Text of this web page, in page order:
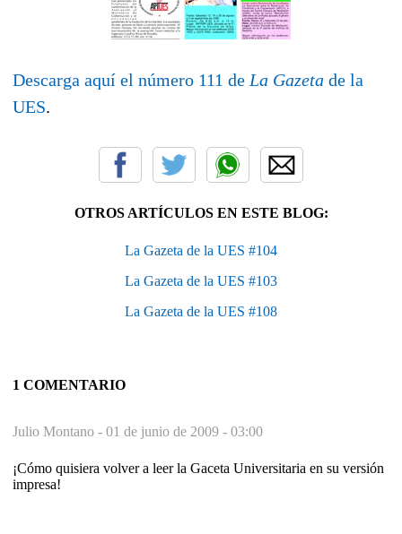
Descarga aquí el número 111 de La Gazeta de la
UES.
OTROS ARTÍCULOS EN ESTE BLOG:
La Gazeta de la UES #104
La Gazeta de la UES #103
La Gazeta de la UES #108
1 COMENTARIO
Julio Montano - 01 de junio de 2009 - 03:00
¡Cómo quisiera volver a leer la Gaceta Universitaria en su versión
impresa!